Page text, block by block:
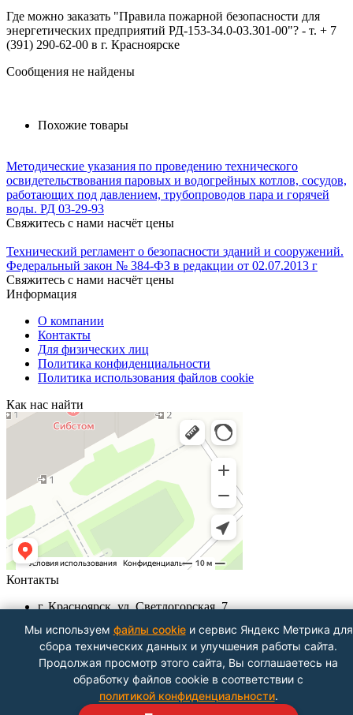
Где можно заказать "Правила пожарной безопасности для
энергетических предприятий РД-153-34.0-03.301-00"? - т. + 7
(391) 290-62-00 в г. Красноярске
Сообщения не найдены
Похожие товары
Методические указания по проведению технического
освидетельствования паровых и водогрейных котлов, сосудов,
работающих под давлением, трубопроводов пара и горячей
воды. РД 03-29-93
Свяжитесь с нами насчёт цены
Технический регламент о безопасности зданий и сооружений.
Федеральный закон № 384-ФЗ в редакции от 02.07.2013 г
Свяжитесь с нами насчёт цены
Информация
О компании
Контакты
Для физических лиц
Политика конфиденциальности
Политика использования файлов cookie
Как нас найти
Мы используем файлы cookieи сервис Яндекс Метрика для
сбора технических данных и улучшения работы сайта.
Продолжая просмотр этого сайта, Вы соглашаетесь на
обработку файлов cookie в соответствии с
политикой конфиденциальности.
Контакты
г. Красноярск, ул. Светлогорская, 7
Пн-Пт 9.00 - 18.00
info@znak-servis24.ru
Посмотреть на карте